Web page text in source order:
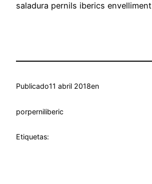
saladura pernils iberics envelliment
Publicado11 abril 2018en
porperniliberic
Etiquetas: